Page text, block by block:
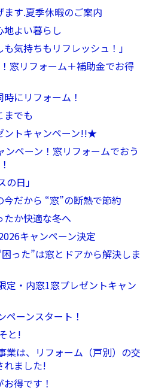
す.夏季休暇のご案内
よい暮らし
も気持ちもリフレッシュ！」
窓リフォーム＋補助金でお得
にリフォーム！
までも
ントキャンペーン!!★
ペーン！窓リフォームでおう
日」
だから “窓”の断熱で節約
か快適な冬へ
キャンペーン決定
った”は窓とドアから解決しま
定・内窓1窓プレゼントキャン
ーンスタート！
と!
業は、リフォーム（戸別）の交
れました!
得です！